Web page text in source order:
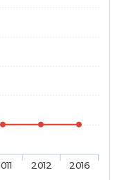
2012 2016